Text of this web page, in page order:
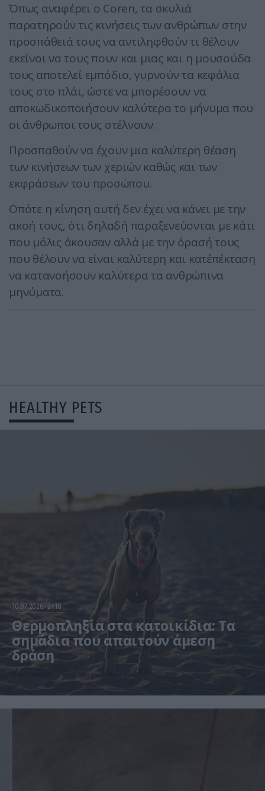
Όπως αναφέρει ο Coren, τα σκυλιά
παρατηρούν τις κινήσεις των ανθρώπων στην
προσπάθειά τους να αντιληφθούν τι θέλουν
εκείνοι να τους πουν και μιας και η μουσούδα
τους αποτελεί εμπόδιο, γυρνούν τα κεφάλια
τους στο πλάι, ώστε να μπορέσουν να
αποκωδικοποιήσουν καλύτερα το μήνυμα που
οι άνθρωποι τους στέλνουν.
Προσπαθούν να έχουν μια καλύτερη θέαση
των κινήσεων των χεριών καθώς και των
εκφράσεων του προσώπου.
Οπότε η κίνηση αυτή δεν έχει να κάνει με την
ακοή τους, ότι δηλαδή παραξενεύονται με κάτι
που μόλις άκουσαν αλλά με την όρασή τους
που θέλουν να είναι καλύτερη και κατ΄επέκταση
να κατανοήσουν καλύτερα τα ανθρώπινα
μηνύματα.
HEALTHY PETS
10.07.2026 21:18
Θερμοπληξία στα κατοικίδια: Τα
σημάδια που απαιτούν άμεση
δράση
Ο καύσωνας αυξάνει τον κίνδυνο για σκύλους και γάτες